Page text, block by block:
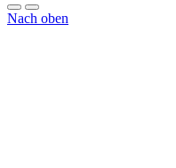
Nach oben